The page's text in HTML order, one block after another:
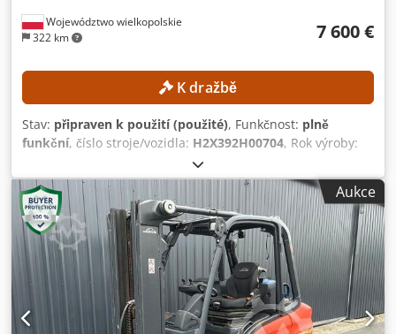
Województwo wielkopolskie
322 km
7 600 €
K dražbě
Stav: připraven k použití (použité), Funkčnost: plně
funkční, číslo stroje/vozidla: H2X392H00704, Rok výroby:
13 718 h
zdvihová výška:3 450 mm, typ paliva:nafta, typ stožáru:
simplex , stavební výška:2 377 mm
, Bez minimální ceny –
zaručený prodej za nejvyšší nabízenou cenu! TECHNICKÉ
SPECIFIKACE Nosnost: 2 500 kg Výška zdvihu: 3 450 mm
PODROBNOSTI O STROJI Typ paliva: nafta Typ stožáru:
simplexní ISO třída: 2 (1 000–2 500 kg) Dksdpszrgbpsfx
Acaer Celková výška: 2 377 mm VYBAVENÍ Boční posuv 3.
ventil Externí reference: SL12069SP
Aukce